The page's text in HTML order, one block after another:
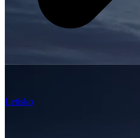
Letisko